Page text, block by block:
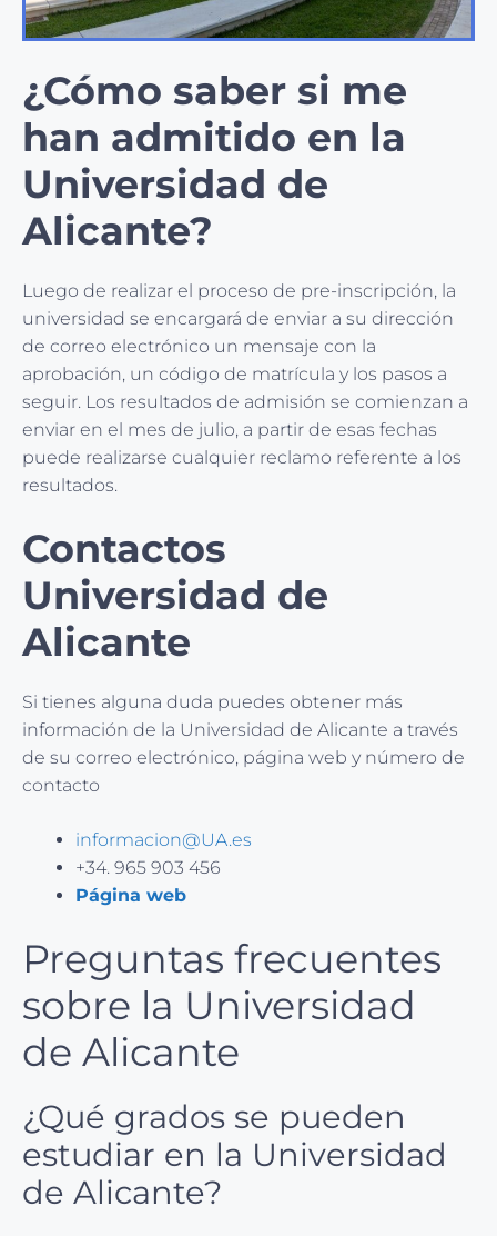
¿Cómo saber si me
han admitido en la
Universidad de
Alicante?
Luego de realizar el proceso de pre-inscripción, la
universidad se encargará de enviar a su dirección
de correo electrónico un mensaje con la
aprobación, un código de matrícula y los pasos a
seguir. Los resultados de admisión se comienzan a
enviar en el mes de julio, a partir de esas fechas
puede realizarse cualquier reclamo referente a los
resultados.
Contactos
Universidad de
Alicante
Si tienes alguna duda puedes obtener más
información de la Universidad de Alicante a través
de su correo electrónico, página web y número de
contacto
informacion@UA.es
+34. 965 903 456
Página web
Preguntas frecuentes
sobre la Universidad
de Alicante
¿Qué grados se pueden
estudiar en la Universidad
de Alicante?